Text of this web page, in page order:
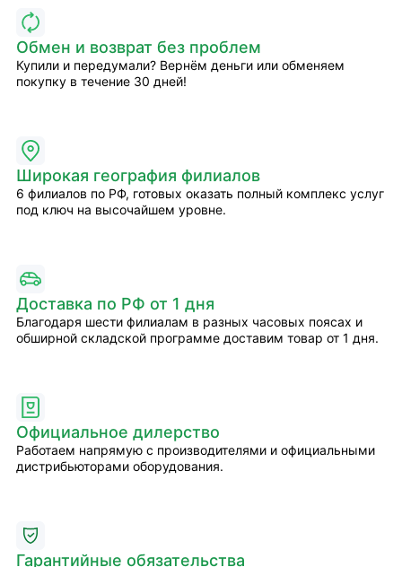
Обмен и возврат без проблем
Купили и передумали? Вернём деньги или обменяем
покупку в течение 30 дней!
Широкая география филиалов
6 филиалов по РФ, готовых оказать полный комплекс услуг
под ключ на высочайшем уровне.
Доставка по РФ от 1 дня
Благодаря шести филиалам в разных часовых поясах и
обширной складской программе доставим товар от 1 дня.
Официальное дилерство
Работаем напрямую с производителями и официальными
дистрибьюторами оборудования.
Гарантийные обязательства